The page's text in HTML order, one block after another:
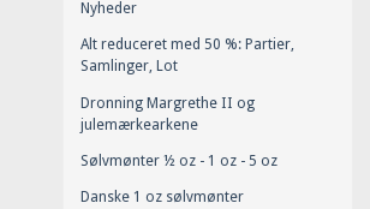
Nyheder
Alt reduceret med 50 %: Partier,
Samlinger, Lot
Dronning Margrethe II og
julemærkearkene
Sølvmønter ½ oz - 1 oz - 5 oz
Danske 1 oz sølvmønter